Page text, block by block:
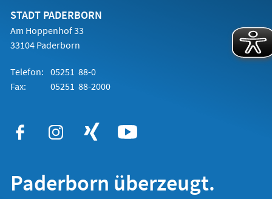
STADT PADERBORN
Am Hoppenhof 33
33104 Paderborn
Telefon: 05251 88-0
Fax:
05251 88-2000
Paderborn überzeugt.